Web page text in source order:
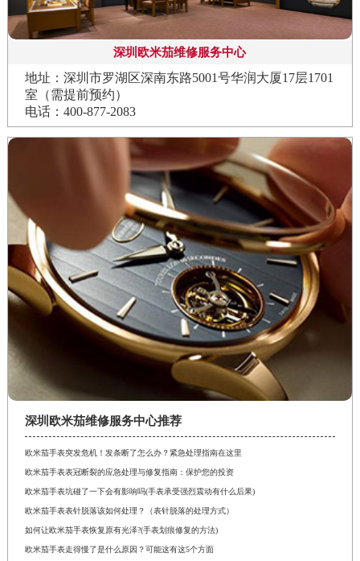
深圳欧米茄维修服务中心
地址：深圳市罗湖区深南东路5001号华润大厦17层1701
室（需提前预约）
电话：400-877-2083
深圳欧米茄维修服务中心推荐
欧米茄手表突发危机！发条断了怎么办？紧急处理指南在这里
欧米茄手表表冠断裂的应急处理与修复指南：保护您的投资
欧米茄手表坑碰了一下会有影响吗(手表承受强烈震动有什么后果)
欧米茄手表表针脱落该如何处理？（表针脱落的处理方式）
如何让欧米茄手表恢复原有光泽?(手表划痕修复的方法)
欧米茄手表走得慢了是什么原因？可能这有这5个方面